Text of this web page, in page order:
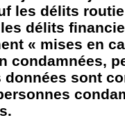
les délits
délits
« mises en
condamnées,
sont